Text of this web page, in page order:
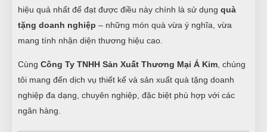
hiệu quả nhất để đạt được điều này chính là sử dụng quà
tặng doanh nghiệp – những món quà vừa ý nghĩa, vừa
mang tính nhận diện thương hiệu cao.
Cùng Công Ty TNHH Sản Xuất Thương Mại Á Kim , chúng
tôi mang đến dịch vụ thiết kế và sản xuất quà tặng doanh
nghiệp đa dạng, chuyên nghiệp, đặc biệt phù hợp với các
ngân hàng.